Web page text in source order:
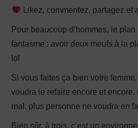
Likez, commentez, partagez et
Pour beaucoup d’hommes, le plan
fantasme : avoir deux meufs à la
lol
Si vous faites ça bien votre
voudra le refaire encore et encore.
mal, plus personne ne voudra en
Bien sûr, à trois, c’est un